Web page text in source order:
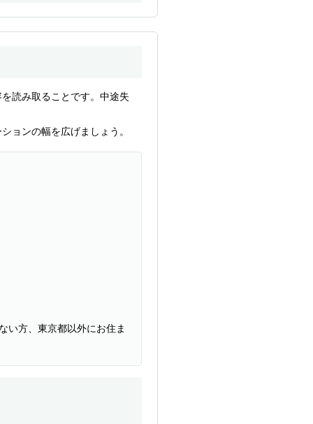
読み取ることです。中途失
ョンの幅を広げましょう。
い方、東京都以外にお住ま